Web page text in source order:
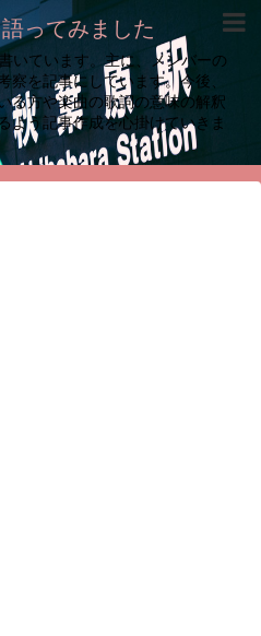
ってみました
いています。主に、メンバーの
察を記事にしています。今後、
る方や楽曲の歌詞の意味の解釈
よう記事作成を心掛けていきま